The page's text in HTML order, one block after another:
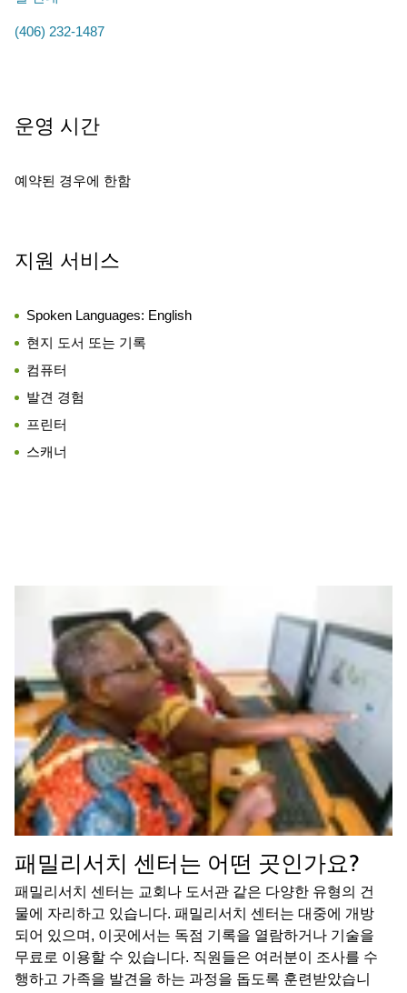
(406) 232-1487
운영 시간
예약된 경우에 한함
지원 서비스
Spoken Languages: English
현지 도서 또는 기록
컴퓨터
발견 경험
프린터
스캐너
패밀리서치 센터는 어떤 곳인가요?
패밀리서치 센터는 교회나 도서관 같은 다양한 유형의 건
물에 자리하고 있습니다. 패밀리서치 센터는 대중에 개방
되어 있으며, 이곳에서는 독점 기록을 열람하거나 기술을
무료로 이용할 수 있습니다. 직원들은 여러분이 조사를 수
행하고 가족을 발견을 하는 과정을 돕도록 훈련받았습니